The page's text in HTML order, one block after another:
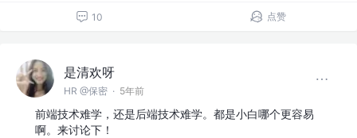
10 点赞
是清欢呀
HR @保密 · 5年前
前端技术难学，还是后端技术难学。都是小白哪个更容易
啊。来讨论下！